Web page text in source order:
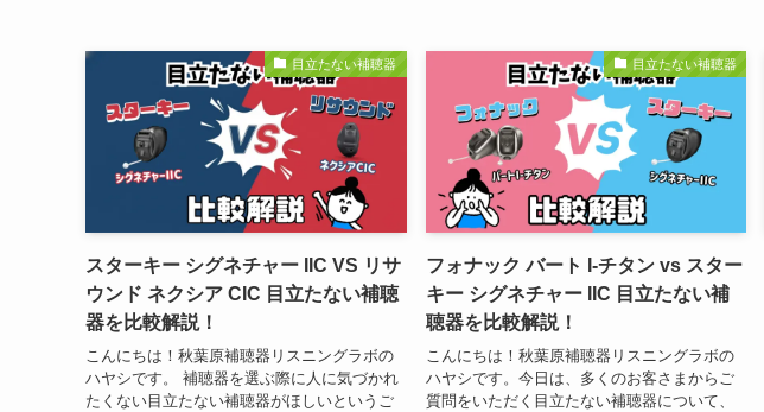
目立たない補聴器
スターキー シグネチャー IIC VS リサ
ウンド ネクシア CIC 目立たない補聴
器を比較解説！
こんにちは！秋葉原補聴器リスニングラボの
ハヤシです。 補聴器を選ぶ際に人に気づかれ
たくない目立たない補聴器がほしいというご
目立たない補聴器
フォナック バート I-チタン vs スター
キー シグネチャー IIC 目立たない補
聴器を比較解説！
こんにちは！秋葉原補聴器リスニングラボの
ハヤシです。今日は、多くのお客さまからご
質問をいただく目立たない補聴器について、